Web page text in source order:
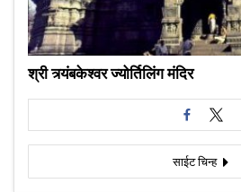
श्री त्र्यंबकेश्वर ज्योर्तिलिंग मंदिर
साईट चिन्ह